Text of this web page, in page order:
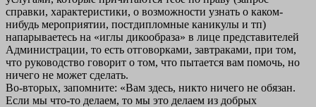
справки, характеристики, о возможности узнать о каком-
нибудь мероприятии, постдипломные каникулы и тп)
напарываетесь на «иглы дикообраза» в лице представителей
Администрации, то есть отговорками, завтраками, при том,
что руководство говорит о том, что пытается вам помочь, но
ничего не может сделать.
Во-вторых, запомните: «Вам здесь, никто ничего не обязан.
Если мы что-то делаем, то мы это делаем из добрых